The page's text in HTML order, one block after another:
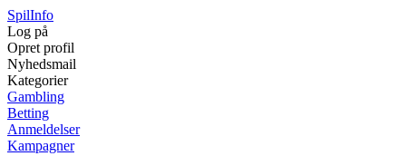
SpilInfo
Log på
Opret profil
Nyhedsmail
Kategorier
Gambling
Betting
Anmeldelser
Kampagner